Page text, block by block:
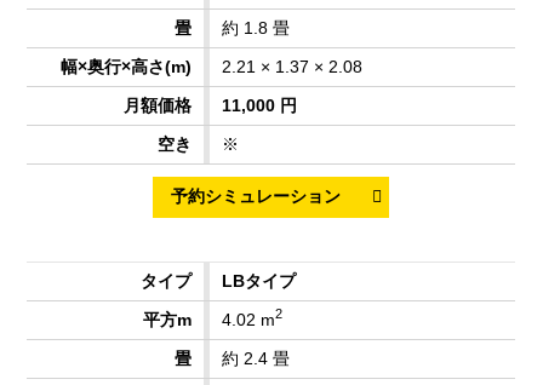
約 1.8 畳
2.21 × 1.37 × 2.08
11,000 円
※
LBタイプ
4.02 m2
約 2.4 畳